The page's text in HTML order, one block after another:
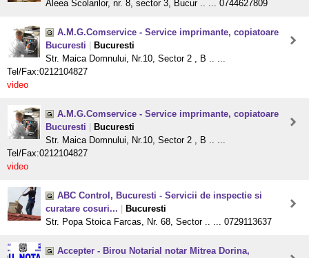
Aleea Scolarilor, nr. 8, sector 3, Bucur .. ... 0744627809
A.M.G.Comservice - Service imprimante, copiatoare
Bucuresti
Bucuresti
Str. Maica Domnului, Nr.10, Sector 2 , B .. ...
Tel/Fax:0212104827
video
A.M.G.Comservice - Service imprimante, copiatoare
Bucuresti
Bucuresti
Str. Maica Domnului, Nr.10, Sector 2 , B .. ...
Tel/Fax:0212104827
video
ABC Control, Bucuresti - Servicii de inspectie si
curatare cosuri...
Bucuresti
Str. Popa Stoica Farcas, Nr. 68, Sector .. ... 0729113637
Accepter - Birou Notarial notar Mitrea Dorina,